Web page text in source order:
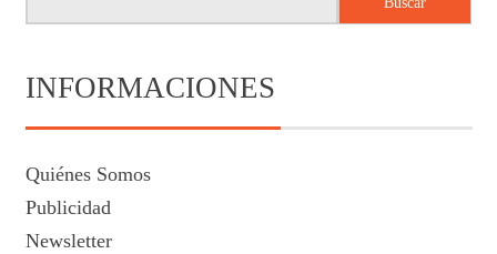
INFORMACIONES
Quiénes Somos
Publicidad
Newsletter